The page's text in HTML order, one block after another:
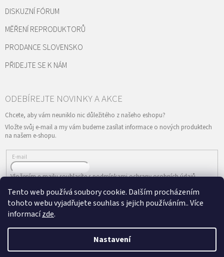
Tento web používá soubory cookie. Dalším procházením
tohoto webu vyjadřujete souhlas s jejich používáním.. Více
informacízde.
Nastavení
DISKUZNÍ FÓRUM
MĚŘENÍ REPRODUKTORŮ
PRODANCE SLOVENSKO
PŘIDEJTE SE K NÁM
Vložte svůj e-mail a my vám budeme zasílat informace o nových produktech
na našem e-shopu.
E-mail
Vložením e-mailu souhlasíte spodmínkami ochrany osobních údajů
PŘIHLÁSIT SE